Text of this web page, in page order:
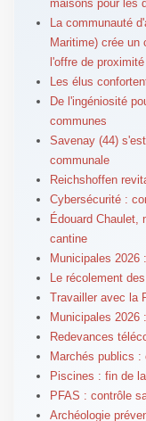
maisons pour les
La communauté
Maritime) crée un
l'offre de proximité
Les élus
De l'ingéniosité
communes
Savenay (44)
communale
Reichshoffen
Cybersécurité :
Édouard Chaulet,
cantine
Municipales 2026
Le récolement
Travailler avec la
Municipales 2026
Redevances
Marchés publics :
Piscines : fin de
PFAS : contrôle
Archéologie